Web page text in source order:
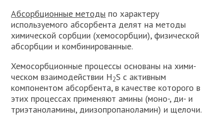
Абсорбционные методы по характеру
используемого абсорбента делят на методы
химической сорбции (хемосорбции), физической
абсорбции и комбинированные.
Хемосорбционные процессы основаны на хими­
ческом взаимодействии H2S с активным
компонентом абсорбента, в качестве которого в
этих процессах применяют амины (моно-, ди- и
триэтаноламины, диизопропаноламин) и щелочи.